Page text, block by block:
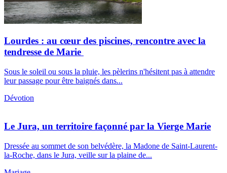
Lourdes : au cœur des piscines, rencontre avec la
tendresse de Marie
Sous le soleil ou sous la pluie, les pèlerins n'hésitent pas à attendre
leur passage pour être baignés dans...
Dévotion
Le Jura, un territoire façonné par la Vierge Marie
Dressée au sommet de son belvédère, la Madone de Saint-Laurent-
la-Roche, dans le Jura, veille sur la plaine de...